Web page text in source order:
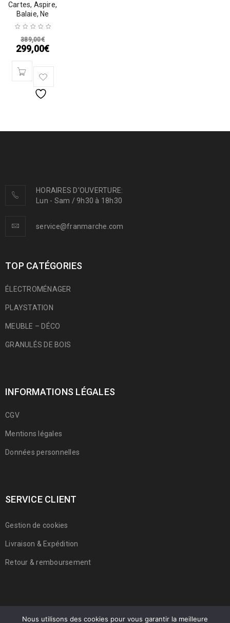
Cartes, Aspire,
Balaie, Ne
389,00€
299,00€
HORAIRES D'OUVERTURE:
Lun - Sam / 9h30 à 18h30
service@franmarche.com
TOP CATÉGORIES
ÉLECTROMÉNAGER
PLAYSTATION
MEUBLE – DÉCO
GRANULÉS DE BOIS
INFORMATIONS LÉGALES
CGV
Mentions légales
Données personnelles
SERVICE CLIENT
Gestion de cookies
Livraison & Expédition
Retour & remboursement
Nous utilisons des cookies pour vous garantir la meilleure